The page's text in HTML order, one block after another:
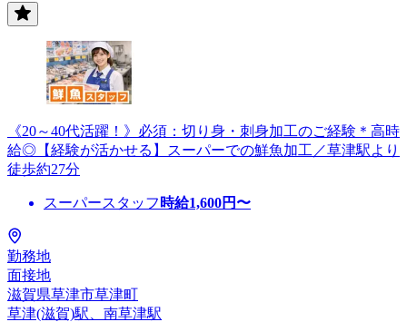
《20～40代活躍！》必須：切り身・刺身加工のご経験＊高時
給◎【経験が活かせる】スーパーでの鮮魚加工／草津駅より
徒歩約27分
スーパースタッフ 時給1,600円〜
勤務地
面接地
滋賀県草津市草津町
草津(滋賀)駅、南草津駅